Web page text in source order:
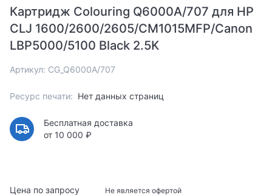
Картридж Colouring Q6000A/707 для HP
CLJ 1600/2600/2605/CM1015MFP/Canon
LBP5000/5100 Black 2.5K
Артикул: CG_Q6000A/707
Ресурс печати: Нет данных страниц
Бесплатная доставка
от 10 000 ₽
Цена по запросу Не является офертой